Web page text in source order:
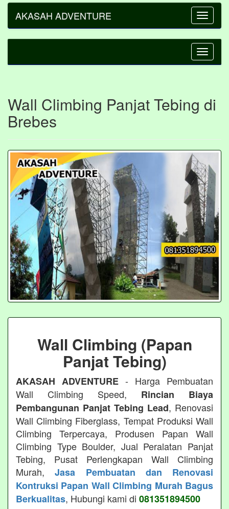
Toggle
AKASAH ADVENTURE
Toggle
Wall Climbing Panjat Tebing di
Brebes
Wall Climbing (Papan
Panjat Tebing)
AKASAH ADVENTURE - Harga Pembuatan
Wall Climbing Speed, Rincian Biaya
Pembangunan Panjat Tebing Lead, Renovasi
Wall Climbing Fiberglass, Tempat Produksi Wall
Climbing Terpercaya, Produsen Papan Wall
Climbing Type Boulder, Jual Peralatan Panjat
Tebing, Pusat Perlengkapan Wall Climbing
Murah,Jasa Pembuatan dan Renovasi
Kontruksi Papan Wall Climbing Murah Bagus
Berkualitas, Hubungi kami di 081351894500